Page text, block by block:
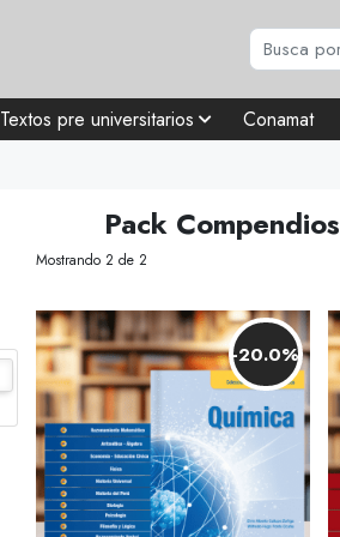
Textos pre universitarios Conamat
Pack Compendios
Mostrando 2 de 2
-20.0%